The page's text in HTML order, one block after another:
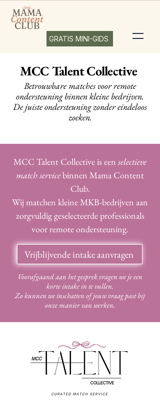
GRATIS MINI-GIDS
MCC Talent Collective
Betrouwbare matches voor remote
ondersteuning binnen kleine bedrijven.
De juiste ondersteuning zonder eindeloos
zoeken.
MCC Talent Collective is eenselectieve
match servicebinnen Mama Content
Club.
Wij matchen kleine MKB-bedrijven aan
zorgvuldig geselecteerde professionals
voor remote ondersteuning.
Vrijblijvende intake aanvragen
Voorafgaand aan het gesprek vragen we je een
korte intake in te vullen.
Zo kunnen we inschatten of jouw vraag past bij
onze manier van werken.